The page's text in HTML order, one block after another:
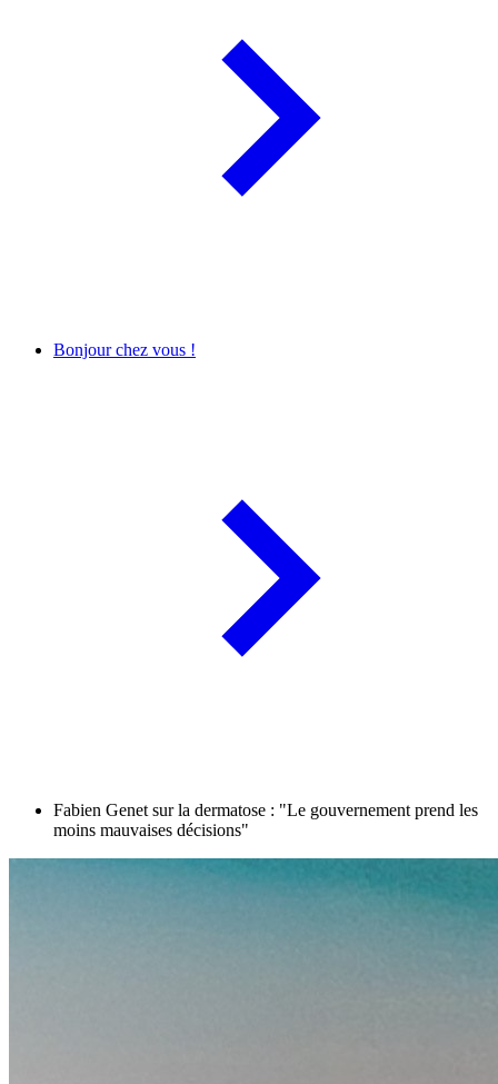
Bonjour chez vous !
Fabien Genet sur la dermatose : "Le gouvernement prend les
moins mauvaises décisions"